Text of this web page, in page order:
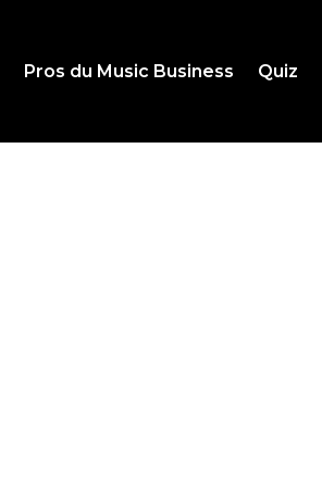
Pros du Music Business Quiz